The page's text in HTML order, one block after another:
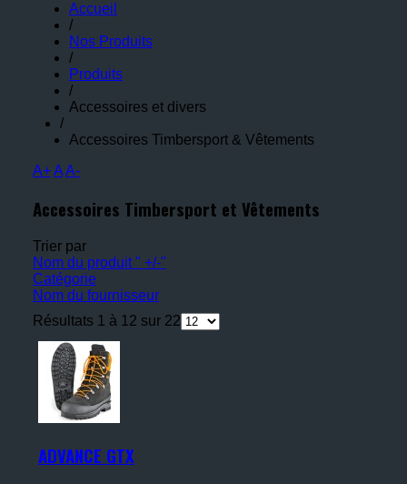
Accueil
/
Nos Produits
/
Produits
/
Accessoires et divers
/
Accessoires Timbersport & Vêtements
A+AA-
Accessoires Timbersport et Vêtements
Trier par
Nom du produit " +/-"
Catégorie
Nom du fournisseur
Résultats 1 à 12 sur 22
ADVANCE GTX